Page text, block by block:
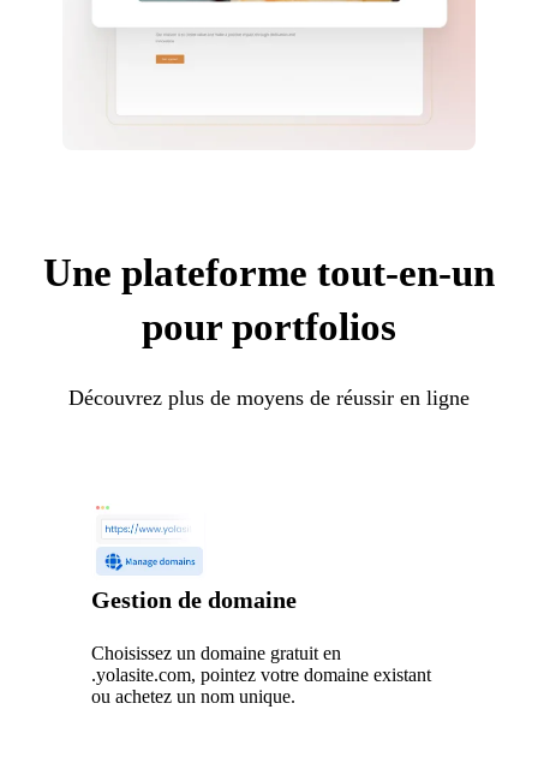
Une plateforme tout-en-un
pour portfolios
Découvrez plus de moyens de réussir en ligne
Gestion de domaine
Choisissez un domaine gratuit en
.yolasite.com, pointez votre domaine existant
ou achetez un nom unique.